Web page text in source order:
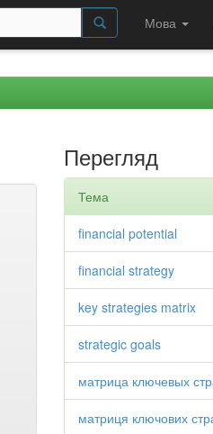
Мова
Перегляд
Тема
financial potential
financial strategy
key strategies matrix
strategic goals
матрица ключевых
матриця ключових